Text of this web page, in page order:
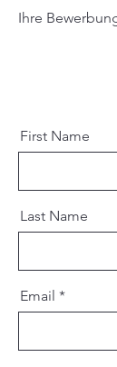
Ihre
First Name
Last Name
Email